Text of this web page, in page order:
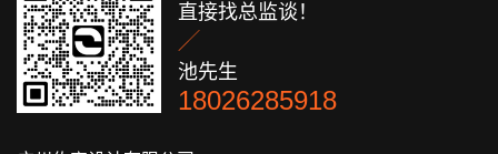
直接找总监谈！

池先生
18026285918